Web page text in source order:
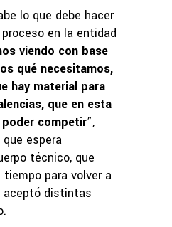
lo que debe hacer
en la entidad
viendo con base
qué necesitamos,
hay material para
que en esta
competir”,
espera
técnico, que
para volver a
aceptó distintas